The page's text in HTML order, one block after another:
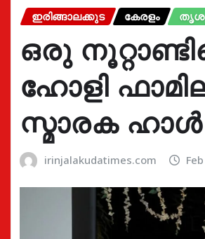
ഇരിങ്ങാലക്കുട കേരളം
ഒരു
ഹോളി
സ്മാരക
irinjalakudatimes.com